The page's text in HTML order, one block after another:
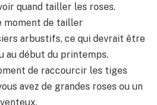
quand tailler les roses.
moment de tailler
arbustifs, ce qui devrait être
au début du printemps.
de raccourcir les tiges
avez de grandes roses ou un